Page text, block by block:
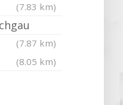
(7.83 km)
(7.87 km)
(8.05 km)